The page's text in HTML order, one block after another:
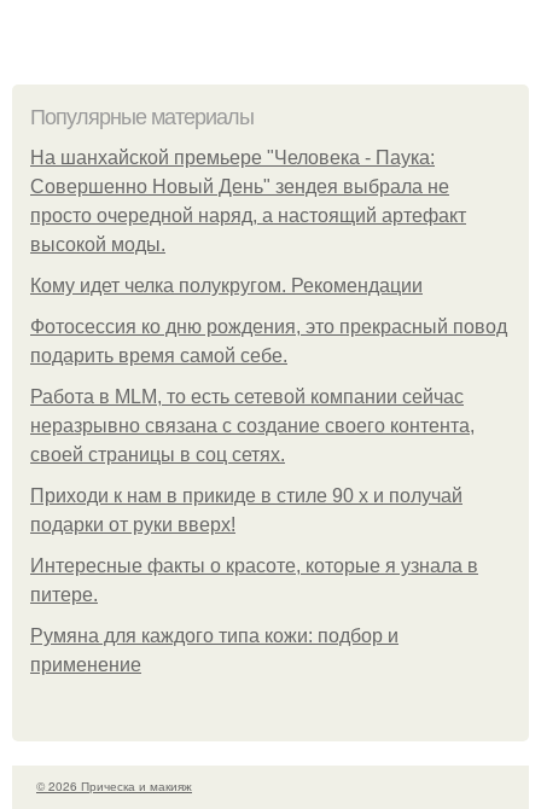
Популярные материалы
На шанхайской премьере "Человека - Паука:
Совершенно Новый День" зендея выбрала не
просто очередной наряд, а настоящий артефакт
высокой моды.
Кому идет челка полукругом. Рекомендации
Фотосессия ко дню рождения, это прекрасный повод
подарить время самой себе.
Работа в MLM, то есть сетевой компании сейчас
неразрывно связана с создание своего контента,
своей страницы в соц сетях.
Приходи к нам в прикиде в стиле 90 х и получай
подарки от руки вверх!
Интересные факты о красоте, которые я узнала в
питере.
Румяна для каждого типа кожи: подбор и
применение
© 2026 Прическа и макияж